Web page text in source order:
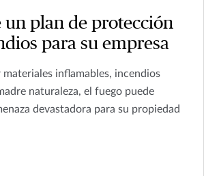
un plan de protección
para su empresa
materiales inflamables, incendios
naturaleza, el fuego puede
devastadora para su propiedad